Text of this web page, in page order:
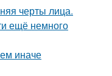
черты лица.
ещё немного
иначе